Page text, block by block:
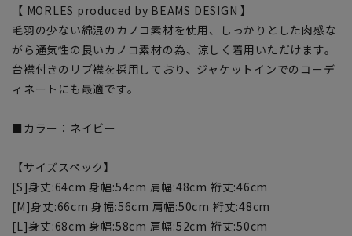
【 MORLES produced by BEAMS DESIGN 】
毛羽の少ない綿混のカノコ素材を使用、しっかりとした肉感な
がら通気性の良いカノコ素材の為、涼しく着用いただけます。
台襟付きのリブ襟を採用しており、ジャケットインでのコーデ
ィネートにも最適です。
■カラー：ネイビー
【サイズスペック】
[S]身丈:64cm 身幅:54cm 肩幅:48cm 裄丈:46cm
[M]身丈:66cm 身幅:56cm 肩幅:50cm 裄丈:48cm
[L]身丈:68cm 身幅:58cm 肩幅:52cm 裄丈:50cm